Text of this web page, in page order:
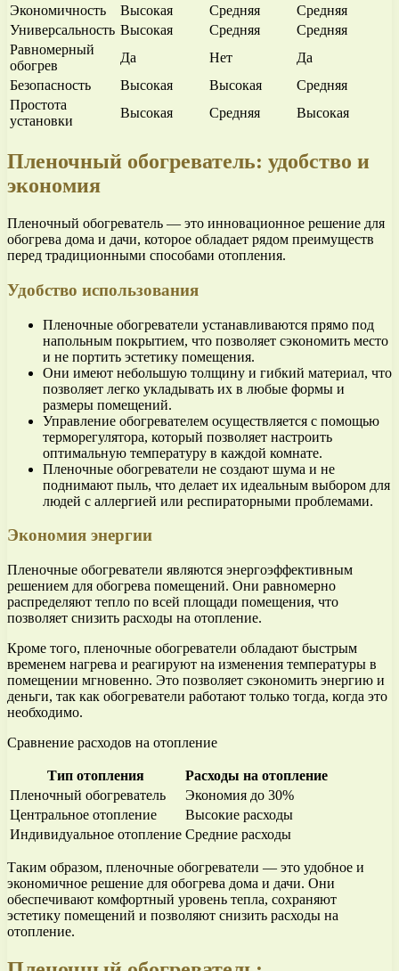
Экономичность
Высокая Средняя
Средняя
Универсальность Высокая Средняя
Средняя
Равномерный
обогрев
Да Нет
Да
Безопасность
Высокая Высокая
Средняя
Простота
установки
Высокая Средняя Высокая
Пленочный обогреватель: удобство и
экономия
Пленочный обогреватель — это инновационное решение для
обогрева дома и дачи, которое обладает рядом преимуществ
перед традиционными способами отопления.
Удобство использования
Пленочные обогреватели устанавливаются прямо под
напольным покрытием, что позволяет сэкономить место
и не портить эстетику помещения.
Они имеют небольшую толщину и гибкий материал, что
позволяет легко укладывать их в любые формы и
размеры помещений.
Управление обогревателем осуществляется с помощью
терморегулятора, который позволяет настроить
оптимальную температуру в каждой комнате.
Пленочные обогреватели не создают шума и не
поднимают пыль, что делает их идеальным выбором для
людей с аллергией или респираторными проблемами.
Экономия энергии
Пленочные обогреватели являются энергоэффективным
решением для обогрева помещений. Они равномерно
распределяют тепло по всей площади помещения, что
позволяет снизить расходы на отопление.
Кроме того, пленочные обогреватели обладают быстрым
временем нагрева и реагируют на изменения температуры в
помещении мгновенно. Это позволяет сэкономить энергию и
деньги, так как обогреватели работают только тогда, когда это
необходимо.
Сравнение расходов на отопление
Тип отопления
Расходы на отопление
Пленочный обогреватель
Экономия до 30%
Центральное отопление
Высокие расходы
Индивидуальное отопление Средние расходы
Таким образом, пленочные обогреватели — это удобное и
экономичное решение для обогрева дома и дачи. Они
обеспечивают комфортный уровень тепла, сохраняют
эстетику помещений и позволяют снизить расходы на
отопление.